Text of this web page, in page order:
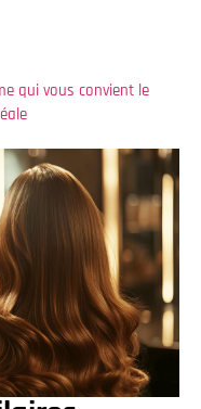
qui vous convient le